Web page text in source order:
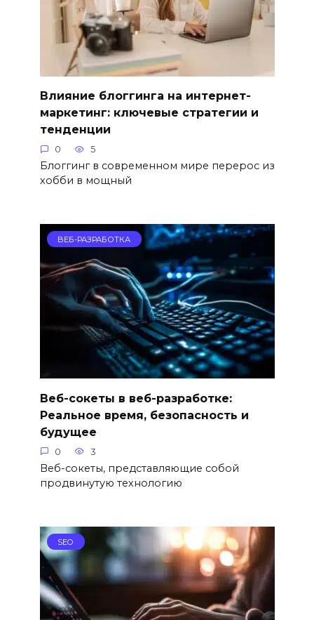
Влияние блоггинга на интернет-
маркетинг: ключевые стратегии и
тенденции
0 5
Блоггинг в современном мире перерос из
хобби в мощный
ВЕБ-РАЗРАБОТКА
Веб-сокеты в веб-разработке:
Реальное время, безопасность и
будущее
0 3
Веб-сокеты, представляющие собой
продвинутую технологию
SEO